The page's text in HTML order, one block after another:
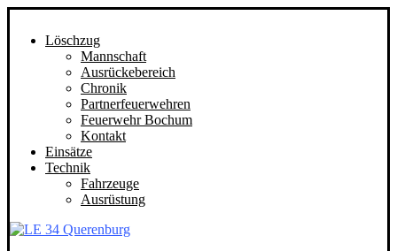
Löschzug
Mannschaft
Ausrückebereich
Chronik
Partnerfeuerwehren
Feuerwehr Bochum
Kontakt
Einsätze
Technik
Fahrzeuge
Ausrüstung